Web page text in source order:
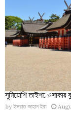
সুমিয়োশি তাইশা: ওসাকার
by ইসরাত জাহান ইরা